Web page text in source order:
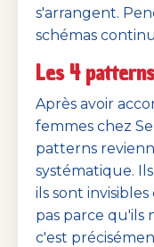
s'arrangent.
schémas
Les 4
Après avoir
femmes chez
patterns
systématique.
ils sont
pas parce
c'est